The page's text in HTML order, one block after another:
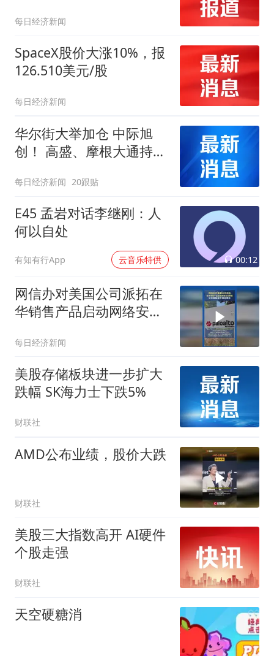
每日经济新闻
SpaceX股价大涨10%，报
126.510美元/股
每日经济新闻
华尔街大举加仓 中际旭
创！ 高盛、摩根大通持仓
每日经济新闻 20跟贴
E45 孟岩对话李继刚：人
何以自处
有知有行App 云音乐特供 00:12
网信办对美国公司派拓在
华销售产品启动网络安全
跳水
每日经济新闻
美股存储板块进一步扩大
跌幅 SK海力士下跌5%
财联社
AMD公布业绩，股价大跌
财联社
美股三大指数高开 AI硬件
个股走强
财联社
天空硬糖消